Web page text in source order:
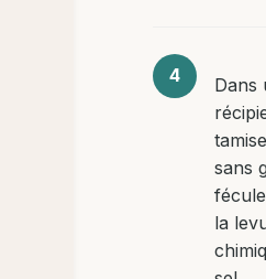
Dans
sans
la